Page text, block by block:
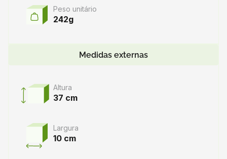
Peso unitário
242g
Medidas externas
Altura
37 cm
Largura
10 cm